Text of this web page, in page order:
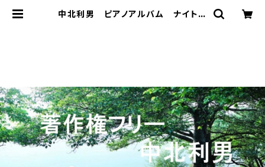
中北利男 ピアノアルバム ナイトク